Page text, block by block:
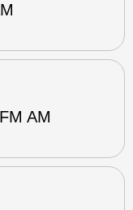
AM